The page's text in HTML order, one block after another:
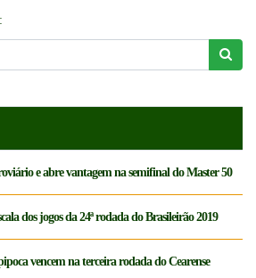
e abre vantagem na semifinal do Master 50
dos jogos da 24ª rodada do Brasileirão 2019
vencem na terceira rodada do Cearense